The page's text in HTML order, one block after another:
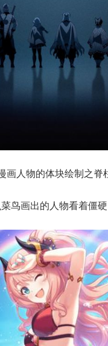
画人物的体块绘制之脊
画出的人物看着僵硬